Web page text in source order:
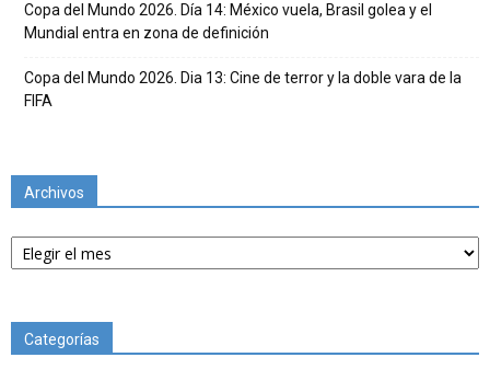
Copa del Mundo 2026. Día 14: México vuela, Brasil golea y el
Mundial entra en zona de definición
Copa del Mundo 2026. Dia 13: Cine de terror y la doble vara de la
FIFA
Archivos
Archivos
Categorías